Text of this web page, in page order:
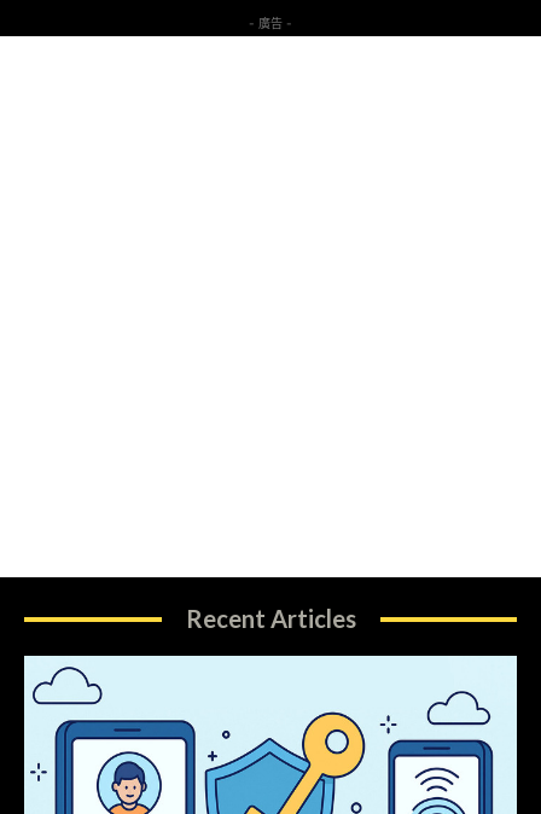
- 廣告 -
Recent Articles